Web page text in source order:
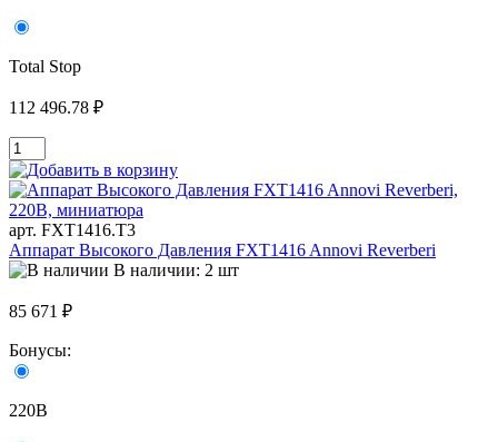
Total Stop
112 496.78 ₽
арт. FXT1416.T3
Аппарат Высокого Давления FXT1416 Annovi Reverberi
В наличии: 2 шт
85 671 ₽
Бонусы:
220В